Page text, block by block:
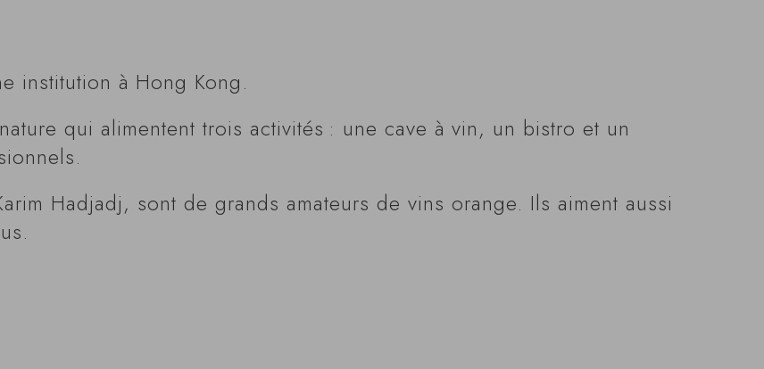
institution à Hong Kong.
qui alimentent trois activités : une cave à vin, un bistro et un
Hadjadj, sont de grands amateurs de vins orange. Ils aiment aussi